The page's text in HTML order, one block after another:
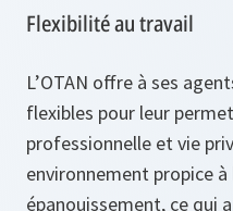
Flexibilité au travail
L’OTAN offre à ses
flexibles pour leur
professionnelle et vie
environnement propice
épanouissement, ce qui